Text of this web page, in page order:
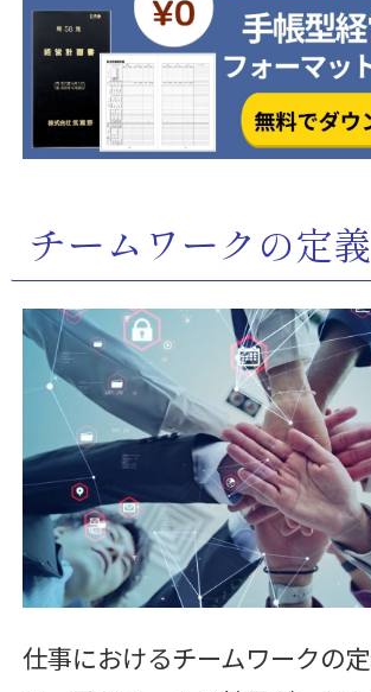
チームワークの定義
仕事におけるチームワークの